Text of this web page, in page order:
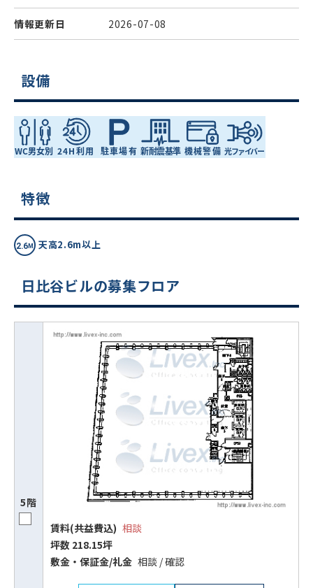
情報更新日 2026-07-08
設備
特徴
天高2.6m以上
日比谷ビルの募集フロア
5階
賃料(共益費込) 相談
坪数 218.15坪
敷⾦‧保証⾦/礼⾦ 相談 / 確認